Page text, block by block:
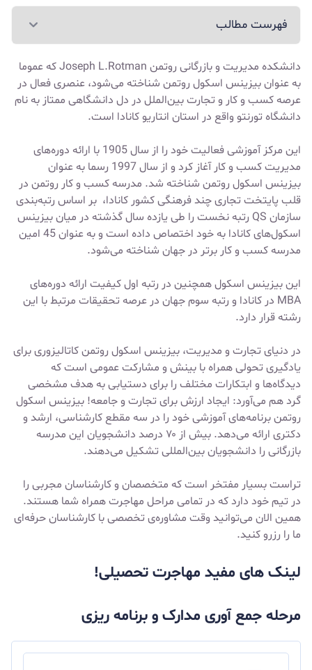
فهرست مطالب
دانشکده مدیریت و بازرگانی روتمن Joseph L.Rotman که عموما
به عنوان بیزینس اسکول روتمن شناخته می‌شود، عنصری فعال در
عرصه کسب و کار و تجارت بین‌الملل در دل دانشگاهی ممتاز به نام
دانشگاه تورنتو واقع در استان انتاریو کانادا است.
این مرکز آموزشی فعالیت خود را از سال 1905 با ارائه دوره‌های
مدیریت کسب و کار آغاز کرد و از سال 1997 رسما به عنوان
بیزینس اسکول روتمن شناخته شد. مدرسه کسب و کار روتمن در
قلب پایتخت تجاری چند فرهنگی کشور کانادا، بر اساس رتبه‌بندی
سازمان QS رتبه نخست را طی یازده سال گذشته در میان بیزینس
اسکول‌های کانادا به خود اختصاص داده است و به عنوان 45 امین
مدرسه کسب و کار برتر در جهان شناخته می‌شود.
این بیزینس اسکول همچنین در رتبه اول کیفیت ارائه دوره‌های
MBA در کانادا و رتبه سوم جهان در عرصه تحقیقات مرتبط با این
رشته قرار دارد.
در دنیای تجارت و مدیریت، بیزینس اسکول روتمن کاتالیزوری برای
یادگیری تحولی همراه با بینش و مشارکت عمومی است که
دیدگاه‌ها و ابتکارات مختلف را برای دستیابی به هدف مشخصی
گرد هم می‌آورد: ایجاد ارزشبرای تجارت و جامعه! بیزینس اسکول
روتمن برنامه‌های آموزشی خود را در سه مقطع کارشناسی، ارشد و
دکتری ارائه می‌دهد. بیش از ۷۰ درصد دانشجویان این مدرسه
بازرگانی را دانشجویان بین‌المللی تشکیل می‌دهند.
تراست بسیار مفتخر است که متخصصان و کارشناسان مجربی را
در تیم خود دارد که در تمامی مراحل مهاجرت همراه شما هستند.
همین الان می‌توانید وقت مشاوره‌ی تخصصی با کارشناسان حرفه‌ای
ما را رزرو کنید.
لینک های مفید مهاجرت تحصیلی!
مرحله جمع آوری مدارک و برنامه ریزی